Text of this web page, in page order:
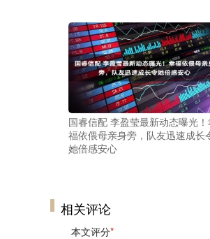
国睿信配 李盈莹最新动态曝光
福依偎母亲身旁，队友迅速成长
她倍感安心
相关评论
本文评分*